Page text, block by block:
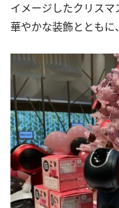
イメージしたクリスマ
華やかな装飾とともに